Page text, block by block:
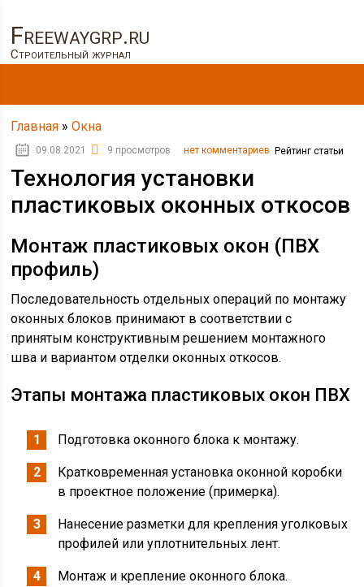
Freewaygrp.ru
Строительный журнал
Главная »Окна
09.08.2021 9 просмотров нет комментариев Рейтинг статьи
Технология установки
пластиковых оконных откосов
Монтаж пластиковых окон (ПВХ
профиль)
Последовательность отдельных операций по монтажу
оконных блоков принимают в соответствии с
принятым конструктивным решением монтажного
шва и вариантом отделки оконных откосов.
Этапы монтажа пластиковых окон ПВХ
Подготовка оконного блока к монтажу.
Кратковременная установка оконной коробки
в проектное положение (примерка).
Нанесение разметки для крепления уголковых
профилей или уплотнительных лент.
Монтаж и крепление оконного блока.